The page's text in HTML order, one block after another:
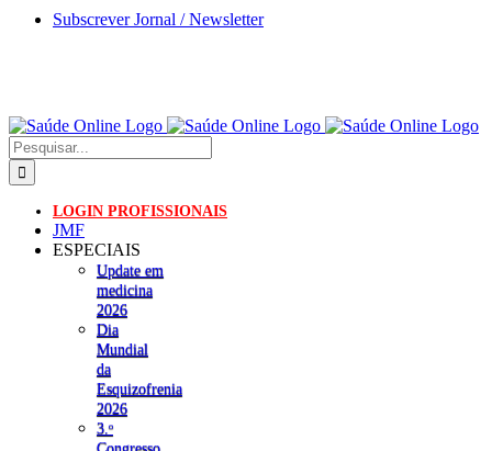
Skip
Subscrever Jornal / Newsletter
Pesquisar
LOGIN PROFISSIONAIS
JMF
ESPECIAIS
Update em
medicina
2026
Dia
Mundial
da
Esquizofrenia
2026
3.ᵒ